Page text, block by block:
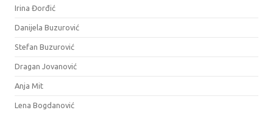
Irina Đorđić
Danijela Buzurović
Stefan Buzurović
Dragan Jovanović
Anja Mit
Lena Bogdanović